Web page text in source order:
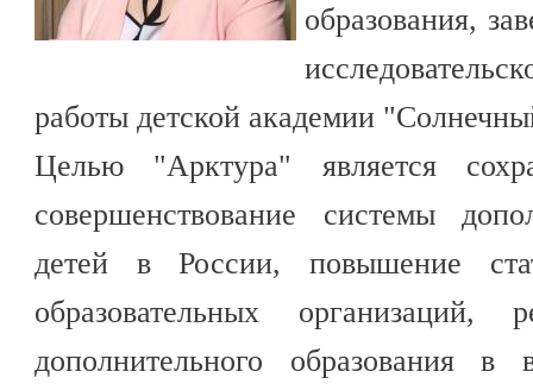
образования,
работы детской академии
Целью "Арктура" является
совершенствование системы
детей в России, повышение
образовательных организаций,
дополнительного образования